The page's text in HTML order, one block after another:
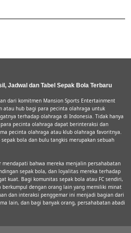
Jadwal dan Tabel Sepak Bola Terbaru
dari komitmen Mansion Sports Entertainment
atau hub bagi para pecinta olahraga untuk
terhadap olahraga di Indonesia. Tidak hanya
pecinta olahraga dapat berinteraksi dan
pecinta olahraga atau klub olahraga favoritnya.
bola dan bulu tangkis merupakan sebuah
mendapati bahwa mereka menjalin persahabatan
sepak bola, dan loyalitas mereka terhadap
kuat. Bagi komunitas sepak bola atau FC sendiri,
berkumpul dengan orang lain yang memiliki minat
dan interaksi penggemar ini menjadi bagian dari
lain, dan bagi banyak orang, persahabatan abadi